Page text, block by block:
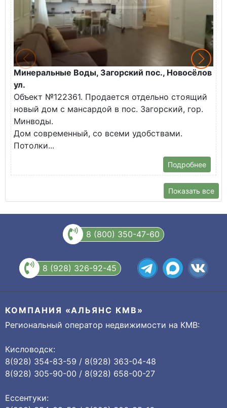
Минеральные Воды, Загорский пос., Новосёлов
ул.
Объект №122361. Продается отдельно стоящий
новый дом с мансардой в пос. Загорский, гор.
Минводы.
Дом современный, со всеми удобствами.
Потолки...
Подробнее
Показать все
8 (800) 350-47-60
8 (928) 326-92-45
КОМПАНИЯ «АЛЬЯНС КМВ»
Региональный оператор недвижимости на КМВ:
Кисловодск:
8(928) 354-83-59 / 8(928) 363-04-48
8(928) 305-90-00 / 8(928) 658-00-27
Ессентуки: